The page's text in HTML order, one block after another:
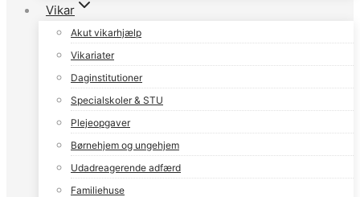
Vikar
Akut vikarhjælp
Vikariater
Daginstitutioner
Specialskoler & STU
Plejeopgaver
Børnehjem og ungehjem
Udadreagerende adfærd
Familiehuse